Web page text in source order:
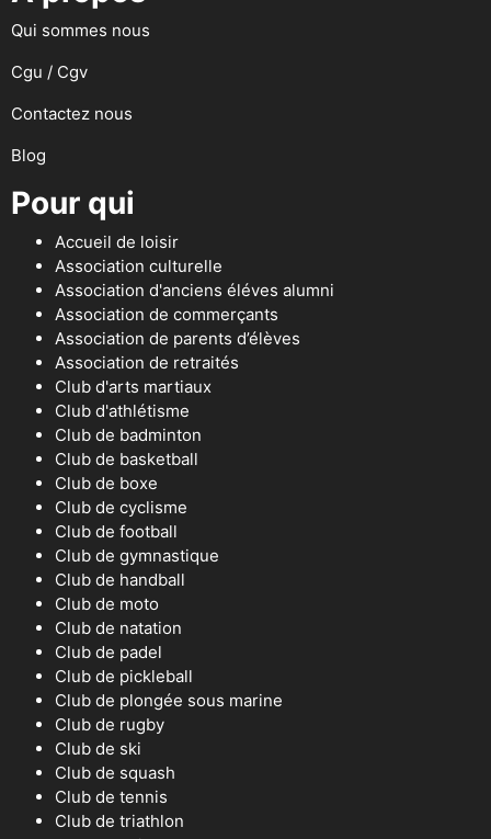
Qui sommes nous
Cgu / Cgv
Contactez nous
Blog
Pour qui
Accueil de loisir
Association culturelle
Association d'anciens éléves alumni
Association de commerçants
Association de parents d’élèves
Association de retraités
Club d'arts martiaux
Club d'athlétisme
Club de badminton
Club de basketball
Club de boxe
Club de cyclisme
Club de football
Club de gymnastique
Club de handball
Club de moto
Club de natation
Club de padel
Club de pickleball
Club de plongée sous marine
Club de rugby
Club de ski
Club de squash
Club de tennis
Club de triathlon